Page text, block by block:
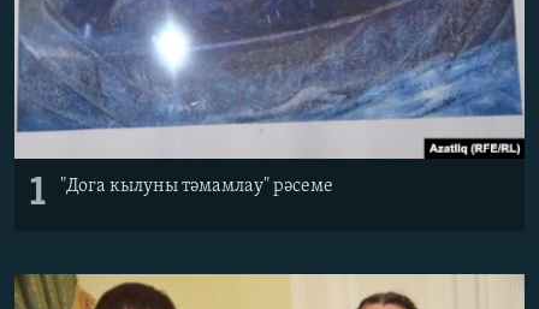
1 "Дога кылуны тәмамлау" рәсеме